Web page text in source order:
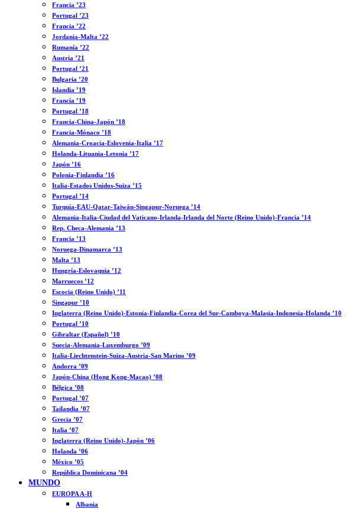
Francia ’23
Portugal ’23
Francia ’22
Jordania-Malta ’22
Rumanía ’22
Austria ’21
Portugal ’21
Bulgaria ’20
Islandia ’19
Francia ’19
Portugal ’18
Francia-China-Japón ’18
Francia-Mónaco ’18
Alemania-Croacia-Eslovenia-Italia ’17
Holanda-Lituania-Letonia ’17
Japón ’16
Polonia-Finlandia ’16
Italia-Estados Unidos-Suiza ’15
Portugal ’14
Turquía-EAU-Qatar-Taiwán-Singapur-Noruega ’14
Alemania-Italia-Ciudad del Vaticano-Irlanda-Irlanda del Norte (Reino Unido)-Francia ’14
Rep. Checa-Alemania ’13
Francia ’13
Noruega-Dinamarca ’13
Malta ’13
Hungría-Eslovaquia ’12
Marruecos ’12
Escocia (Reino Unido) ’11
Singapur ’10
Inglaterra (Reino Unido)-Estonia-Finlandia-Corea del Sur-Camboya-Malasia-Indonesia-Holanda ’10
Portugal ’10
Gibraltar (Español) ’10
Suecia-Alemania-Luxemburgo ’09
Italia-Liechtenstein-Suiza-Austria-San Marino ’09
Andorra ’09
Japón-China (Hong Kong-Macao) ’08
Bélgica ’08
Portugal ’07
Tailandia ’07
Grecia ’07
Italia ’07
Inglaterra (Reino Unido)-Japón ’06
Holanda ’06
México ’05
República Dominicana ’04
MUNDO
EUROPA A-H
Albania